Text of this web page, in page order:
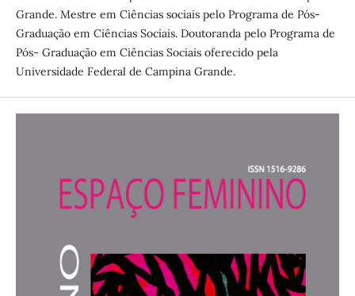
Grande. Mestre em Ciências sociais pelo Programa de Pós-
Graduação em Ciências Sociais. Doutoranda pelo Programa de
Pós- Graduação em Ciências Sociais oferecido pela
Universidade Federal de Campina Grande.